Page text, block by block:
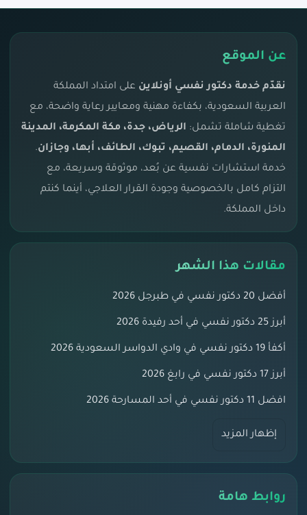
عن الموقع
نقدّم خدمة دكتور نفسي أونلاين على امتداد المملكة
العربية السعودية، بكفاءة مهنية ومعايير رعاية واضحة، مع
تغطية شاملة تشمل: الرياض، جدة، مكة المكرمة، المدينة
المنورة، الدمام، القصيم، تبوك، الطائف، أبها، وجازان.
خدمة استشارات نفسية عن بُعد، موثوقة وسريعة، مع
التزام كامل بالخصوصية وجودة القرار العلاجي، أينما كنتم
داخل المملكة.
مقالات هذا الشهر
أفضل 20 دكتور نفسي في طبرجل 2026
أبرز 25 دكتور نفسي في أحد رفيدة 2026
أكفأ 19 دكتور نفسي في وادي الدواسر السعودية 2026
أبرز 17 دكتور نفسي في رابغ 2026
افضل 11 دكتور نفسي في أحد المسارحة 2026
إظهار المزيد
روابط هامة